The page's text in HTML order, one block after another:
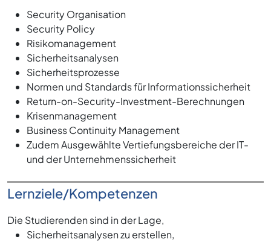
Security Organisation
Security Policy
Risikomanagement
Sicherheitsanalysen
Sicherheitsprozesse
Normen und Standards für Informationssicherheit
Return-on-Security-Investment-Berechnungen
Krisenmanagement
Business Continuity Management
Zudem Ausgewählte Vertiefungsbereiche der IT-
und der Unternehmenssicherheit
Lernziele/Kompetenzen
Die Studierenden sind in der Lage,
Sicherheitsanalysen zu erstellen,